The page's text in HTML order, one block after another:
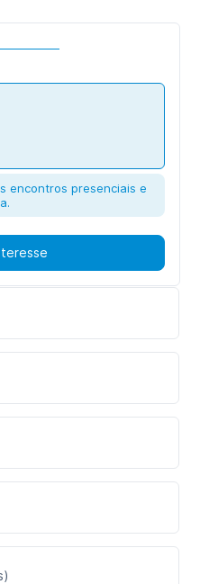
encontros presenciais e